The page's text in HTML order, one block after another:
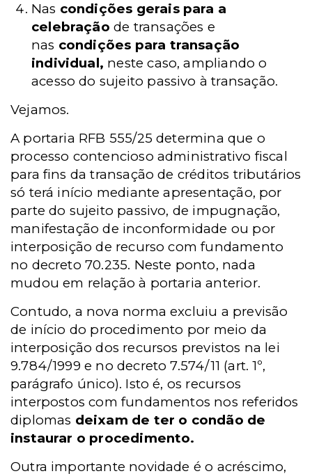
Nas condições gerais para a
celebraçãode transações e
nas condições para transação
individual, neste caso, ampliando o
acesso do sujeito passivo à transação.
Vejamos.
A portaria RFB 555/25 determina que o
processo contencioso administrativo fiscal
para fins da transação de créditos tributários
só terá início mediante apresentação, por
parte do sujeito passivo, de impugnação,
manifestação de inconformidade ou por
interposição de recurso com fundamento
no decreto 70.235. Neste ponto, nada
mudou em relação à portaria anterior.
Contudo, a nova norma excluiu a previsão
de início do procedimento por meio da
interposição dos recursos previstos na lei
9.784/1999 e no decreto 7.574/11 (art. 1º,
parágrafo único). Isto é, os recursos
interpostos com fundamentos nos referidos
diplomas deixam de ter o condão de
instaurar o procedimento.
Outra importante novidade é o acréscimo,